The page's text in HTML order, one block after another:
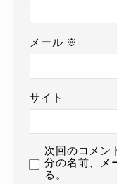
メール ※
サイト
次回のコメン
分の名前、メ
る。